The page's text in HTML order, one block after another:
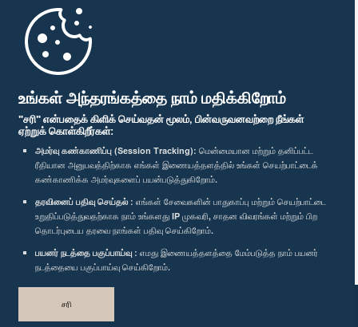
உங்கள் அந்தரங்கத்தை நாம் மதிக்கிறோம்
"சரி" என்பதைக் கிளிக் செய்வதன் மூலம், பின்வருவனவற்றை நீங்கள்
ஏற்றுக் கொள்கிறீர்கள்:
அமர்வு கண்காணிப்பு (Session Tracking): மென்மையான மற்றும் தனிப்பட்ட
ரீதியான அனுபவத்திற்காக எங்கள் இணையத்தளத்தில் உங்கள் செயற்பாட்டைக்
கண்காணிக்க அமர்வுகளைப் பயன்படுத்துகிறோம்.
தரவினைப் பதிவு செய்தல் : எங்கள் சேவைகளின் பாதுகாப்பு மற்றும் செயற்பாட்டை
உறுதிப்படுத்துவதற்காக நாம் உங்களது IP முகவரி, சாதன விவரங்கள் மற்றும் பிற
தொடர்புடைய தரவை நாங்கள் பதிவு செய்கிறோம்.
பயனர் நடத்தை பகுப்பாய்வு : எமது இணையத்தளத்தை மேம்படுத்த நாம் பயனர்
நடத்தையை பகுப்பாய்வு செய்கிறோம்.
சரி
முதற்பக்கம்
பாராளுமன்ற கையடக்க செயலி
எம்மை பின்தொடர்க :
விருதுகள்
தனியுரிமைக் கொள்கை